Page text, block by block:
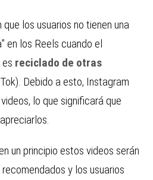
los usuarios no tienen una
en los Reels cuando el
reciclado de otras
Debido a esto, Instagram
lo que significará que
un principio estos videos serán
y los usuarios